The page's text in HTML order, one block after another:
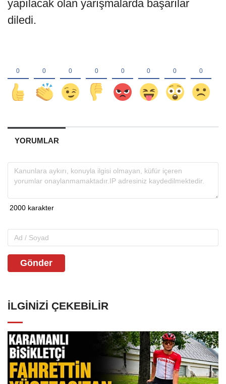
yapılacak olan yarışmalarda başarılar
diledi.
YORUMLAR
Gönder
İLGINIZI ÇEKEBILIR